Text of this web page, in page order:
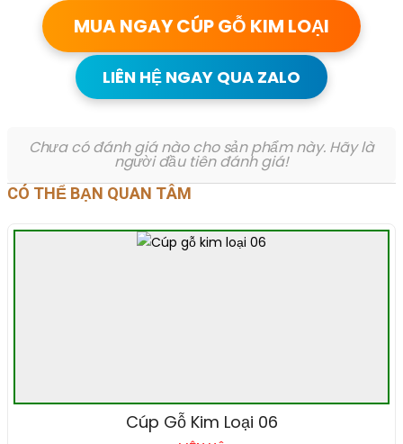
MUA NGAY CÚP GỖ KIM LOẠI
LIÊN HỆ NGAY QUA ZALO
Chưa có đánh giá nào cho sản phẩm này. Hãy là
người đầu tiên đánh giá!
CÓ THỂ BẠN QUAN TÂM
Cúp Gỗ Kim Loại 06